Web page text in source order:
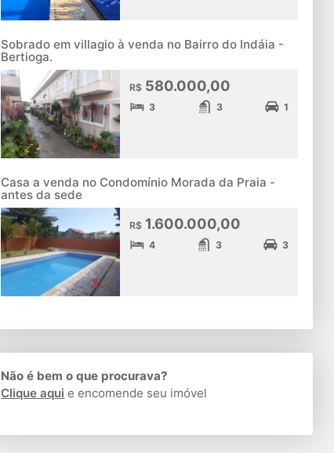
Sobrado em villagio à venda no Bairro do Indáia -
Bertioga.
R$ 580.000,00
3 3 1
Casa a venda no Condomínio Morada da Praia -
antes da sede
R$ 1.600.000,00
4 3 3
Não é bem o que procurava?
Clique aqui e encomende seu imóvel